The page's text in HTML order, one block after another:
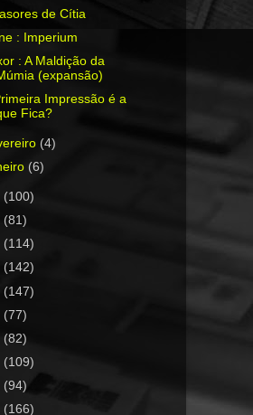
de Cítia
: Imperium
: A Maldição da
(expansão)
Impressão é a
Fica?
(4)
(6)
(100)
(81)
(114)
(142)
(147)
(77)
(82)
(109)
(94)
(166)